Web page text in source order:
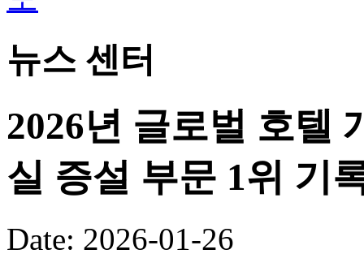
뉴스 센터
2026년 글로벌 호텔
실 증설 부문 1위 기
Date: 2026-01-26